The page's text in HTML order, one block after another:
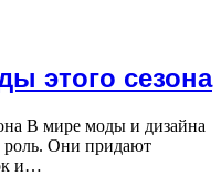
этого сезона
В мире моды и дизайна
роль. Они придают
и…